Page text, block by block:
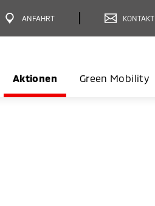
ANFAHRT KONTAKT
Aktionen Green Mobility